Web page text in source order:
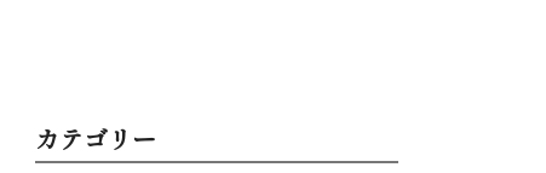
カテゴリー